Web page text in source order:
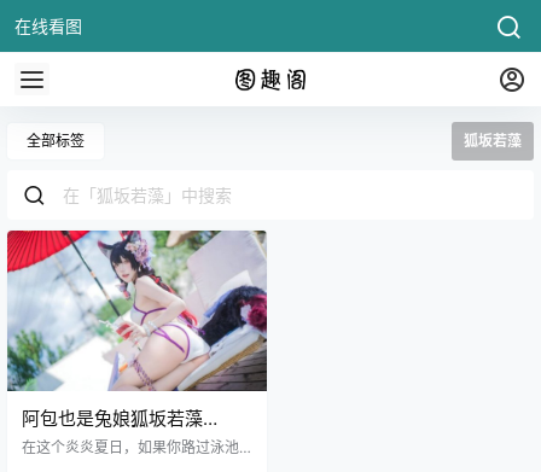
在线看图
全部标签 狐坂若藻
阿包也是兔娘狐坂若藻
COS：妖狐水着造型带来夏
在这个炎炎夏日，如果你路过泳池